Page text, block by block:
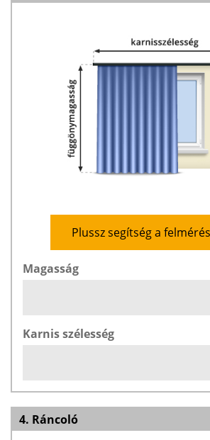
Plussz segítség a
Magasság
Karnis szélesség
4. Ráncoló